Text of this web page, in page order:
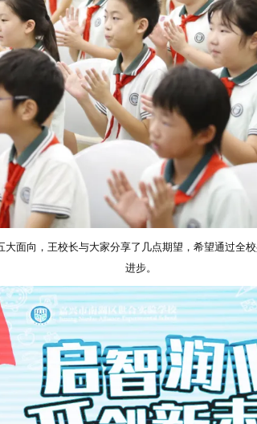
面向，王校长与大家分享了几点期望，希望通过全
进步。